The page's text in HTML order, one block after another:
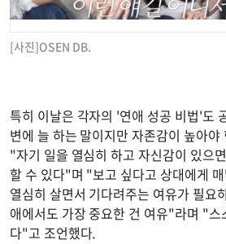
[사진]OSEN DB.
특히 이날은 각자의 '연애 성공 비법'도
변에 늘 하는 말이지만 자존감이 높아
"자기 일을 열심히 하고 자신감이 있으
할 수 있다"며 "보고 싶다고 상대에게
열심히 살면서 기다려주는 여유가 필요
애에서도 가장 중요한 건 여유"라며 "스
다"고 조언했다.